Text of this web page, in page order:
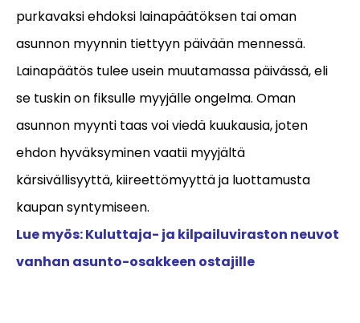
purkavaksi ehdoksi lainapäätöksen tai oman
asunnon myynnin tiettyyn päivään mennessä.
Lainapäätös tulee usein muutamassa päivässä, eli
se tuskin on fiksulle myyjälle ongelma. Oman
asunnon myynti taas voi viedä kuukausia, joten
ehdon hyväksyminen vaatii myyjältä
kärsivällisyyttä, kiireettömyyttä ja luottamusta
kaupan syntymiseen.
Lue myös:Kuluttaja- ja kilpailuviraston neuvot
vanhan asunto-osakkeen ostajille